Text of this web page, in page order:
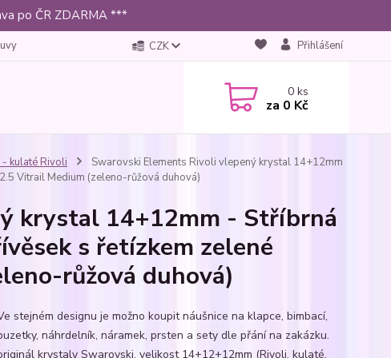
po ČR ZDARMA ***
CZK Přihlášení
0ks
za 0 Kč
- kulaté Rivoli
Swarovski Elements Rivoli vlepený krystal 14+12mm
Vitrail Medium (zeleno-růžová duhová)
krystal 14+12mm - Stříbrná
s řetízkem zelené
růžová duhová)
stejném designu je možno koupit náušnice na klapce, bimbací,
náhrdelník, náramek, prsten a sety dle přání na zakázku.
krystaly Swarovski, velikost 14+12+12mm (Rivoli, kulaté,